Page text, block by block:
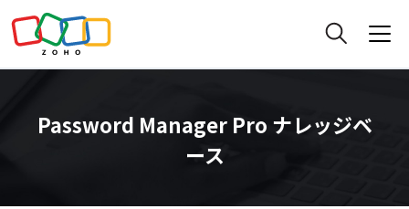
Password Manager Pro ナレッジベ
ース